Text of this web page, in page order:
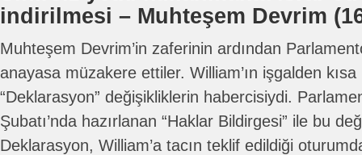
indirilmesi – Muhteşem Devrim
Muhteşem Devrim’in zaferinin ardından
anayasa müzakere ettiler. William’ın işgalden
“Deklarasyon” değişikliklerin habercisiydi.
Şubatı’nda hazırlanan “Haklar Bildirgesi” ile bu
Deklarasyon, William’a tacın teklif edildiği